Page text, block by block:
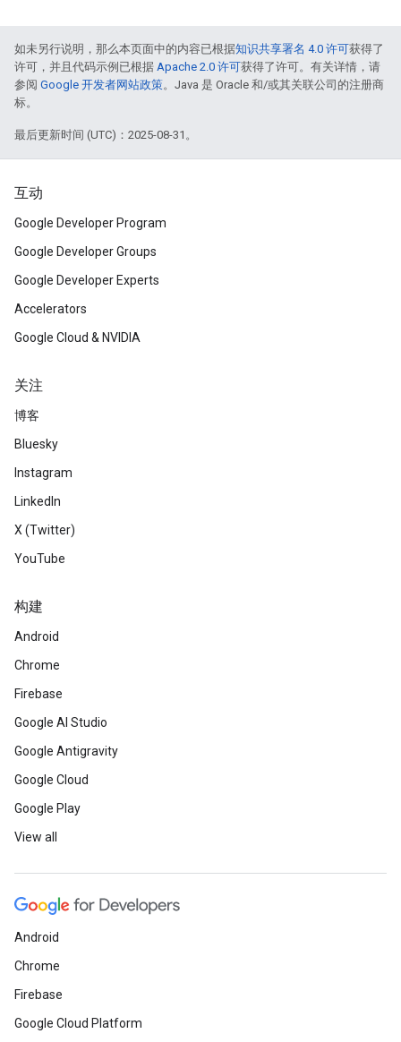
如未另行说明，那么本页面中的内容已根据知识共享署名 4.0 许可获得了
许可，并且代码示例已根据 Apache 2.0 许可获得了许可。有关详情，请
参阅 Google 开发者网站政策。Java 是 Oracle 和/或其关联公司的注册商
标。
最后更新时间 (UTC)：2025-08-31。
互动
Google Developer Program
Google Developer Groups
Google Developer Experts
Accelerators
Google Cloud & NVIDIA
关注
博客
Bluesky
Instagram
LinkedIn
X (Twitter)
YouTube
构建
Android
Chrome
Firebase
Google AI Studio
Google Antigravity
Google Cloud
Google Play
View all
Android
Chrome
Firebase
Google Cloud Platform